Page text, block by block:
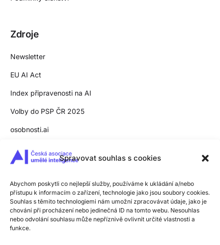
Spravovat souhlas s cookies
Abychom poskytli co nejlepší služby, používáme k ukládání a/nebo
přístupu k informacím o zařízení, technologie jako jsou soubory cookies.
Souhlas s těmito technologiemi nám umožní zpracovávat údaje, jako je
chování při procházení nebo jedinečná ID na tomto webu. Nesouhlas
nebo odvolání souhlasu může nepříznivě ovlivnit určité vlastnosti a
funkce.
Zdroje
Newsletter
EU AI Act
Index připravenosti na AI
Volby do PSP ČR 2025
osobnosti.ai
Slovník pojmů
Pro média
Zpracování osobních údajů
Zásady užívání cookies